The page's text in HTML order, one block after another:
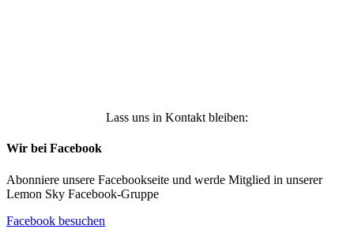
Lass uns in Kontakt bleiben:
Wir bei Facebook
Abonniere unsere Facebookseite und werde Mitglied in unserer
Lemon Sky Facebook-Gruppe
Facebook besuchen